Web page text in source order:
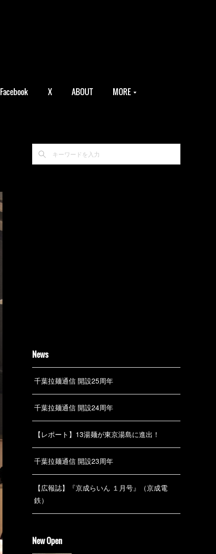
Facebook X ABOUT MORE
News
千葉拉麺通信 開設25周年
千葉拉麺通信 開設24周年
【レポート】13湯麺が東京湯島に進出！
千葉拉麺通信 開設23周年
【広報誌】『京成らいん １月号』（京成電
鉄）
New Open